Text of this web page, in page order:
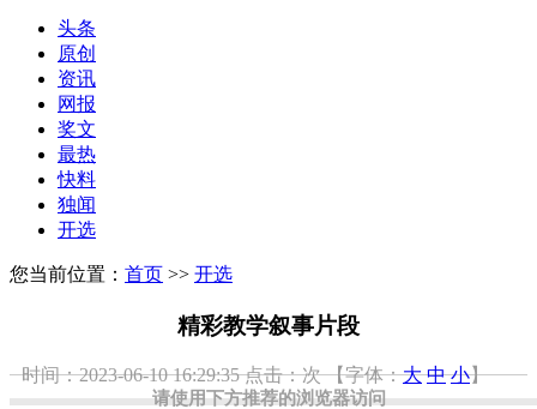
请使用下方推荐的浏览器访问
头条
原创
资讯
网报
奖文
最热
快料
独闻
开选
您当前位置： 首页 >> 开选
精彩教学叙事片段
时间：2023-06-10 16:29:35点击：次 【字体：大 中 小】